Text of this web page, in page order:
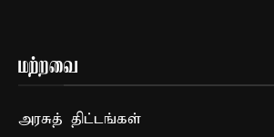
மற்றவை
அரசுத் திட்டங்கள்